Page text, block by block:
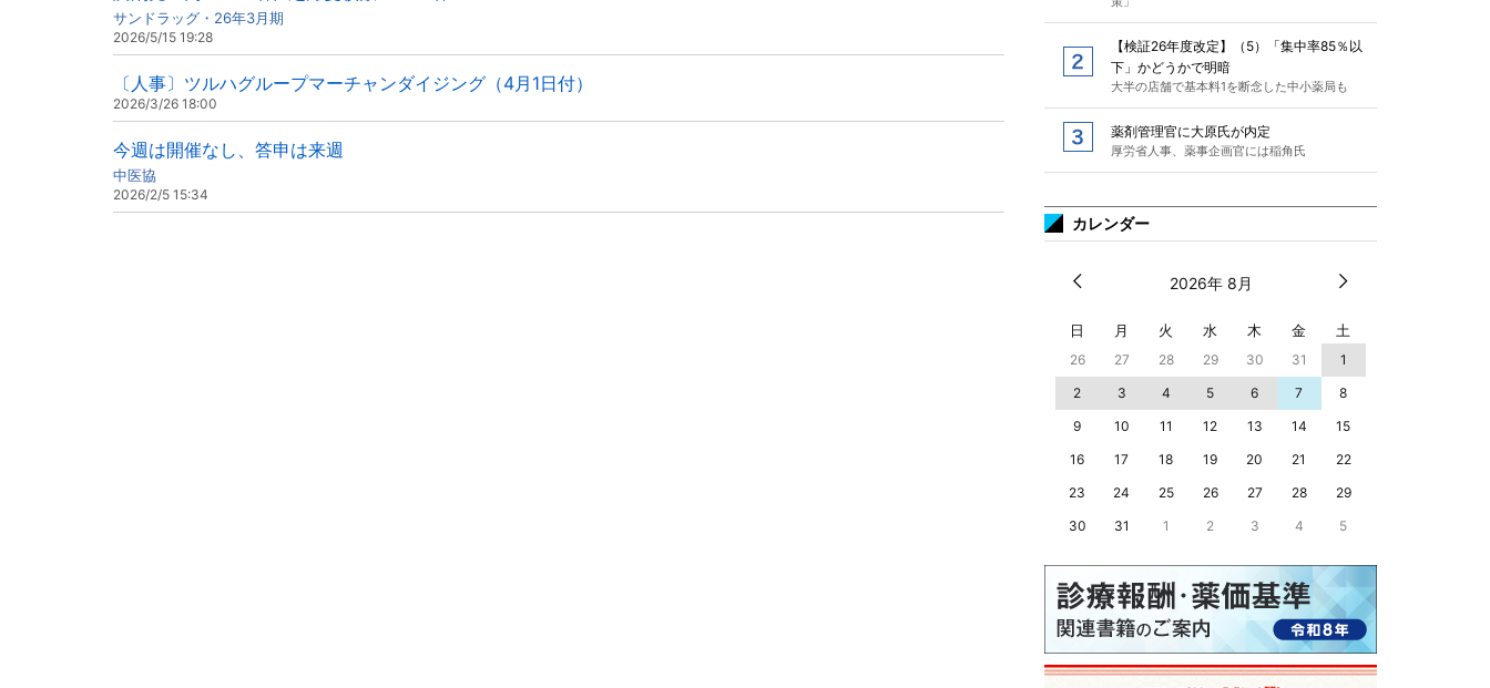
サンドラッグ・26年3月期
2026/5/15 19:28
〔人事〕ツルハグループマーチャンダイジング（4月1日付）
2026/3/26 18:00
今週は開催なし、答申は来週
中医協
2026/2/5 15:34
【検証26年度改定】（5）「集中率85％以
下」かどうかで明暗
大半の店舗で基本料1を断念した中小薬局も
薬剤管理官に大原氏が内定
厚労省人事、薬事企画官には稲角氏
カレンダー
2026年 8月
日 月 火 水 木 金 土
26 27 28 29 30 31
1
2
3 4 5 6 7
8
9
10 11 12 13 14
15
16
17 18 19 20 21
22
23
24 25 26 27 28
29
30
31 1 2 3 4 5